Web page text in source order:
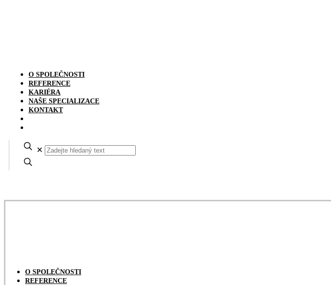
O SPOLEČNOSTI
REFERENCE
KARIÉRA
NAŠE SPECIALIZACE
KONTAKT
✕
O SPOLEČNOSTI
REFERENCE